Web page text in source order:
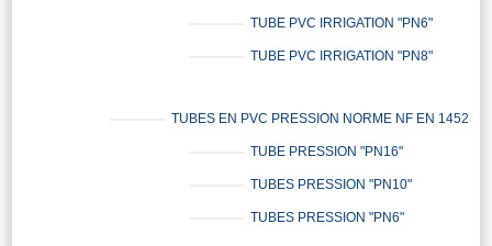
TUBE PVC IRRIGATION "PN6"
TUBE PVC IRRIGATION "PN8"
TUBES EN PVC PRESSION NORME NF EN 1452
TUBE PRESSION "PN16"
TUBES PRESSION "PN10"
TUBES PRESSION "PN6"